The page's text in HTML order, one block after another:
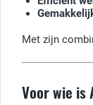
Met zijn
Voor wie is